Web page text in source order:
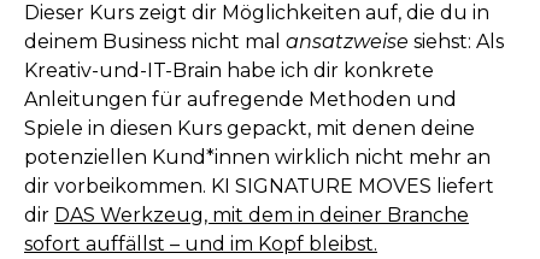
Dieser Kurs zeigt dir Möglichkeiten auf, die du in
deinem Business nicht mal ansatzweise siehst: Als
Kreativ-und-IT-Brain habe ich dir konkrete
Anleitungen für aufregende Methoden und
Spiele in diesen Kurs gepackt, mit denen deine
potenziellen Kund*innen wirklich nicht mehr an
dir vorbeikommen. KI SIGNATURE MOVES liefert
dir DAS Werkzeug, mit dem in deiner Branche
sofort auffällst – und im Kopf bleibst.